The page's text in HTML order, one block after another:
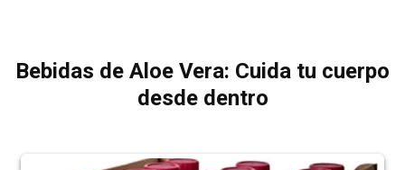
Bebidas de Aloe Vera: Cuida tu cuerpo
desde dentro